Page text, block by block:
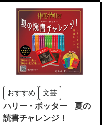
おすすめ 文芸
ハリー・ポッター 夏の
読書チャレンジ！